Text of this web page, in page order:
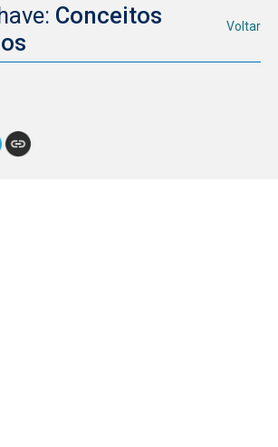
Conceitos
Voltar